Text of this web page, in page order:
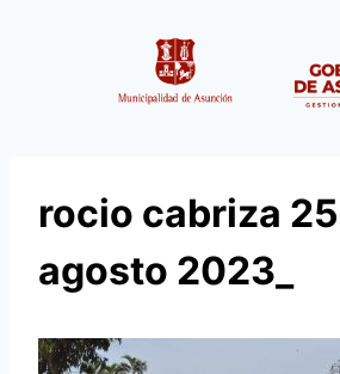
rocio cabriza
agosto 2023_